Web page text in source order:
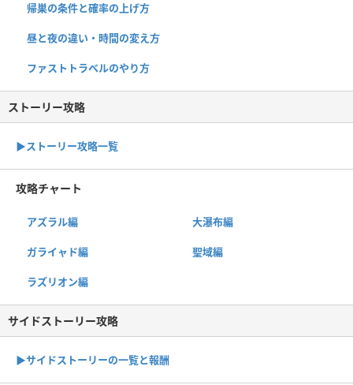
帰巣の条件と確率の上げ方
昼と夜の違い・時間の変え方
ファストトラベルのやり方
ストーリー攻略
▶︎ストーリー攻略一覧
攻略チャート
アズラル編 大瀑布編
ガライャド編 聖域編
ラズリオン編
サイドストーリー攻略
▶サイドストーリーの一覧と報酬